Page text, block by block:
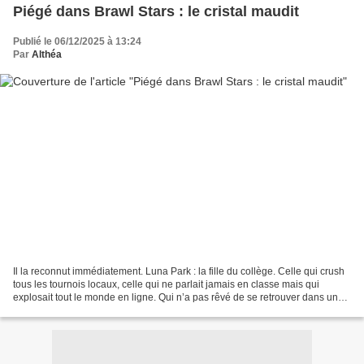
Piégé dans Brawl Stars : le cristal maudit
Publié le 06/12/2025 à 13:24
Par Althéa
Il la reconnut immédiatement. Luna Park : la fille du collège. Celle qui crush
tous les tournois locaux, celle qui ne parlait jamais en classe mais qui
explosait tout le monde en ligne. Qui n’a pas rêvé de se retrouver dans un